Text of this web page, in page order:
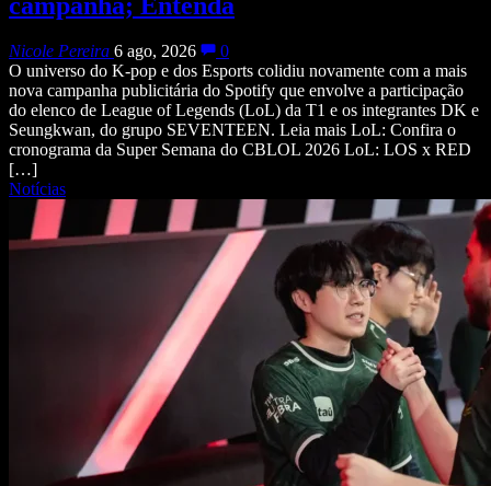
Nicole Pereira 6 ago, 2026
0
O universo do K-pop e dos Esports colidiu novamente com a mais
nova campanha publicitária do Spotify que envolve a participação
do elenco de League of Legends (LoL) da T1 e os integrantes DK e
Seungkwan, do grupo SEVENTEEN. Leia mais LoL: Confira o
cronograma da Super Semana do CBLOL 2026 LoL: LOS x RED
[…]
Notícias